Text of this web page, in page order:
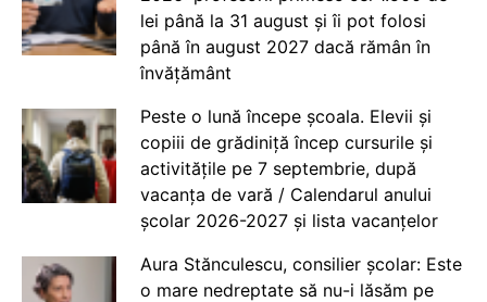
lei până la 31 august și îi pot folosi
până în august 2027 dacă rămân în
învățământ
Peste o lună începe școala. Elevii și
copiii de grădiniță încep cursurile și
activitățile pe 7 septembrie, după
vacanța de vară / Calendarul anului
școlar 2026-2027 și lista vacanțelor
Aura Stănculescu, consilier școlar: Este
o mare nedreptate să nu-i lăsăm pe